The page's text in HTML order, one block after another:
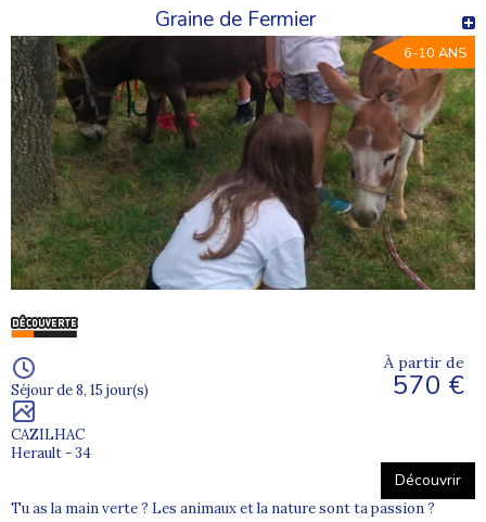
Graine de Fermier
6-10 ANS
Séjour de 8, 15 jour(s)
CAZILHAC
Herault - 34
À partir de
570 €
Découvrir
Tu as la main verte ? Les animaux et la nature sont ta passion ?